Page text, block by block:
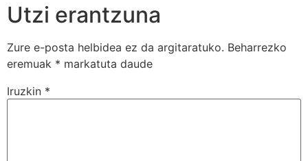
Utzi erantzuna
Zure e-posta helbidea ez da argitaratuko. Beharrezko
eremuak * markatuta daude
Iruzkin *